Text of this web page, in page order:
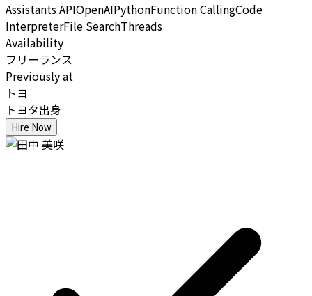
Assistants APIOpenAIPythonFunction CallingCode
InterpreterFile SearchThreads
Availability
フリーランス
Previously at
トヨ
トヨタ出身
Hire Now